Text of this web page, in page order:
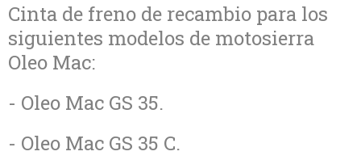
Cinta de freno de recambio para los
siguientes modelos de motosierra
Oleo Mac:
- Oleo Mac GS 35.
- Oleo Mac GS 35 C.